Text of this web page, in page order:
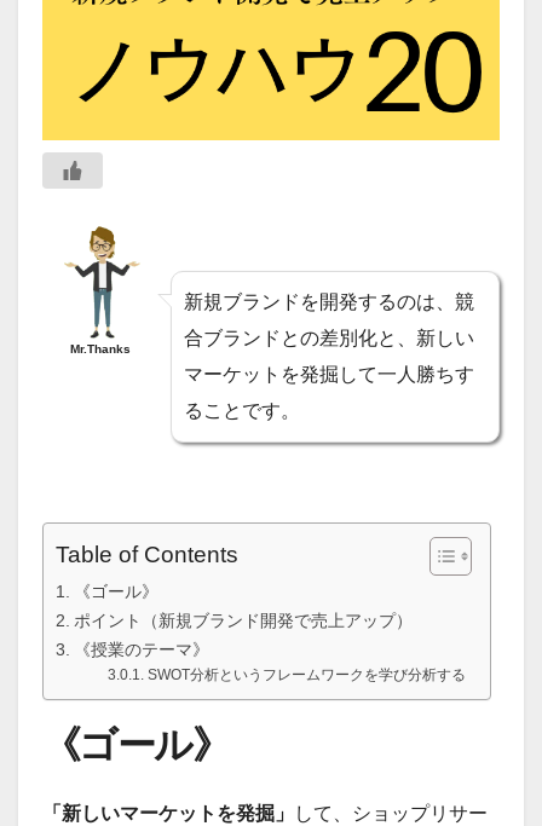
Mr.Thanks
新規ブランドを開発するのは、競
合ブランドとの差別化と、新しい
マーケットを発掘して一人勝ちす
ることです。
Table of Contents
《ゴール》
ポイント（新規ブランド開発で売上アップ）
《授業のテーマ》
SWOT分析というフレームワークを学び分析する
《ゴール》
「新しいマーケットを発掘」
して、ショップリサー